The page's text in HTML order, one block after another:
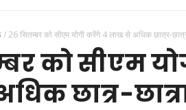
/26 सितम्बर को सीएम योगी करेंगे 4 लाख से अधिक छात्र-
को सीएम
छात्र-